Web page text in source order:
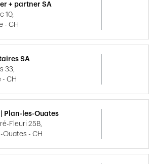
+ partner SA
10,
- CH
SA
33,
- CH
Plan-les-Ouates
Fleuri 25B,
Ouates - CH